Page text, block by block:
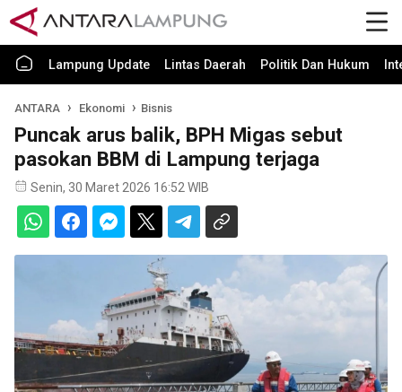
Lampung Update Lintas Daerah Politik Dan Hukum
ANTARA Ekonomi Bisnis
Puncak arus balik, BPH Migas sebut
pasokan BBM di Lampung terjaga
Senin, 30 Maret 2026 16:52 WIB